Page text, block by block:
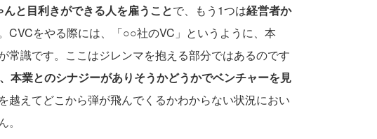
んと目利きができる人を雇うことで、もう1つは経営者か
CVCをやる際には、「○○社のVC」というように、本
常識です。ここはジレンマを抱える部分ではあるのです
本業とのシナジーがありそうかどうかでベンチャーを見
越えてどこから弾が飛んでくるかわからない状況におい